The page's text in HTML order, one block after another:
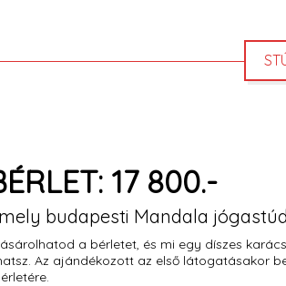
17 800.-
budapesti Mandala
a bérletet, és mi egy díszes
Az ajándékozott az első látogatásakor